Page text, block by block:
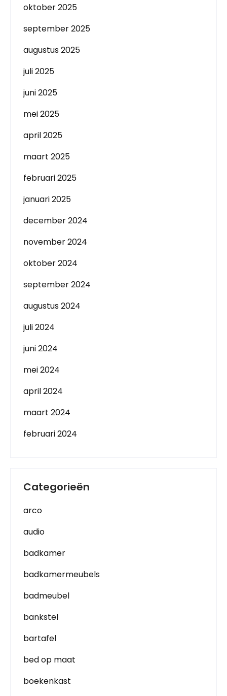
oktober 2025
september 2025
augustus 2025
juli 2025
juni 2025
mei 2025
april 2025
maart 2025
februari 2025
januari 2025
december 2024
november 2024
oktober 2024
september 2024
augustus 2024
juli 2024
juni 2024
mei 2024
april 2024
maart 2024
februari 2024
Categorieën
arco
audio
badkamer
badkamermeubels
badmeubel
bankstel
bartafel
bed op maat
boekenkast